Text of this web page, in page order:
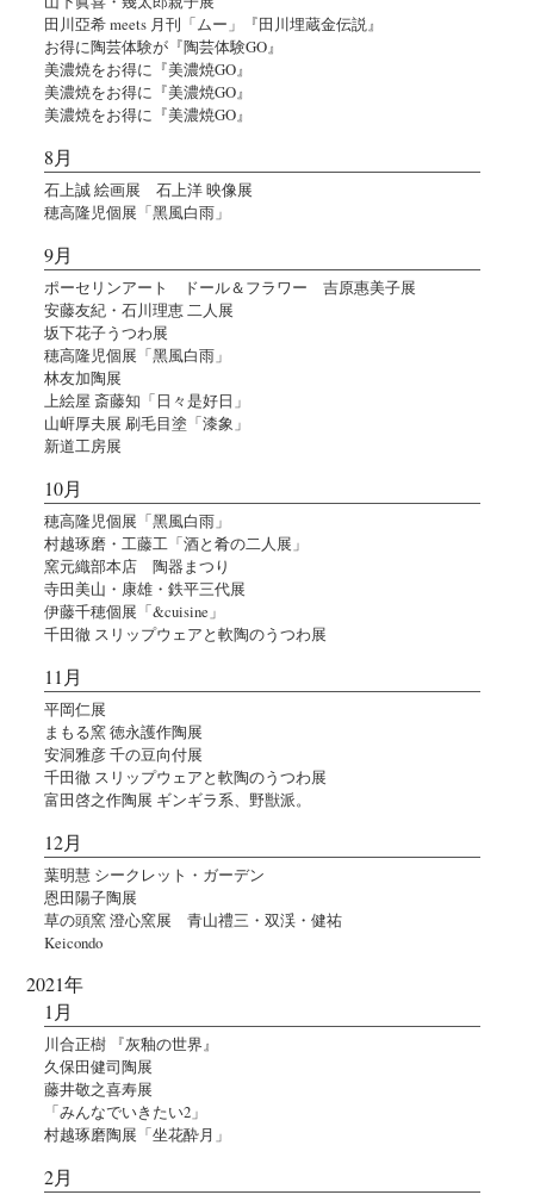
田川亞希 meets 月刊「ムー」『田川埋蔵金伝説』
お得に陶芸体験が『陶芸体験GO』
美濃焼をお得に『美濃焼GO』
美濃焼をお得に『美濃焼GO』
美濃焼をお得に『美濃焼GO』
8月
石上誠 絵画展 石上洋 映像展
穂高隆児個展「黑風白雨」
9月
ポーセリンアート ドール＆フラワー 吉原惠美子展
安藤友紀・石川理恵 二人展
坂下花子うつわ展
穂高隆児個展「黑風白雨」
林友加陶展
上絵屋 斎藤知「日々是好日」
山㟁厚夫展 刷毛目塗「漆象」
新道工房展
10月
穂高隆児個展「黑風白雨」
村越琢磨・工藤工「酒と肴の二人展」
窯元織部本店 陶器まつり
寺田美山・康雄・鉄平三代展
伊藤千穂個展「&cuisine」
千田徹 スリップウェアと軟陶のうつわ展
11月
平岡仁展
まもる窯 徳永護作陶展
安洞雅彦 千の豆向付展
千田徹 スリップウェアと軟陶のうつわ展
富田啓之作陶展 ギンギラ系、野獣派。
12月
葉明慧 シークレット・ガーデン
恩田陽子陶展
草の頭窯 澄心窯展 青山禮三・双渓・健祐
Keicondo
2021年
1月
川合正樹 『灰釉の世界』
久保田健司陶展
藤井敬之喜寿展
「みんなでいきたい2」
村越琢磨陶展「坐花酔月」
2月